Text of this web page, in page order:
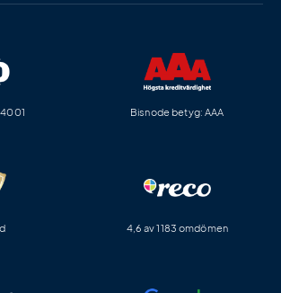
Bisnode betyg: AAA
4,6 av 1183 omdömen